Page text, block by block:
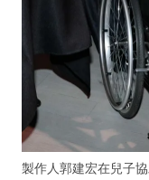
製作人郭建宏在兒子